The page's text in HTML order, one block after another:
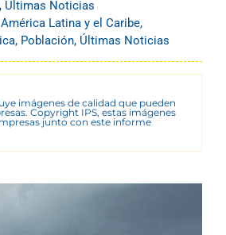
, Últimas Noticias
América Latina y el Caribe,
, Población, Últimas Noticias
imágenes de calidad que pueden
Copyright IPS, estas imágenes
junto con este informe